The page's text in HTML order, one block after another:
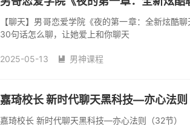
【聊天】男哥恋爱学院《夜的第一章：全新炫酷
30句话怎么聊，让她爱上和你聊天
2025-05-13  男神课程
嘉琦校长 新时代聊天黑科技—亦心法
嘉琦校长 新时代聊天黑科技—亦心法则（32节）